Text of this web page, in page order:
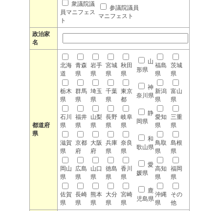
衆議院議
員マニフェス
ト
参議院議員
マニフェスト
政治家
名
都道府
県
北海
道
青森
県
岩手
県
宮城
県
秋田
県
山
形県
福島
県
茨城
県
栃木
県
群馬
県
埼玉
県
千葉
県
東京
都
神
奈川県
新潟
県
富山
県
石川
県
福井
県
山梨
県
長野
県
岐阜
県
静
岡県
愛知
県
三重
県
滋賀
県
京都
府
大阪
府
兵庫
県
奈良
県
和
歌山県
鳥取
県
島根
県
岡山
県
広島
県
山口
県
徳島
県
香川
県
愛
媛県
高知
県
福岡
県
佐賀
県
長崎
県
熊本
県
大分
県
宮崎
県
鹿
児島県
沖縄
県
その
他